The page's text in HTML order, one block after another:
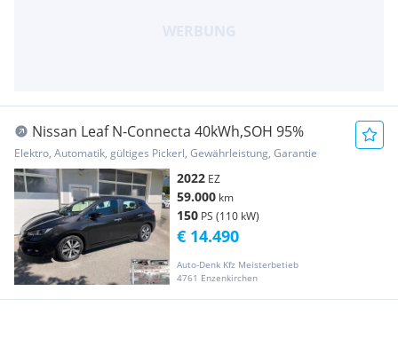
Nissan Leaf N-Connecta 40kWh,SOH 95%
Elektro, Automatik, gültiges Pickerl, Gewährleistung, Garantie
2022 EZ
59.000 km
150 PS (110 kW)
Auto-Denk Kfz Meisterbetieb
4761 Enzenkirchen
€ 14.490